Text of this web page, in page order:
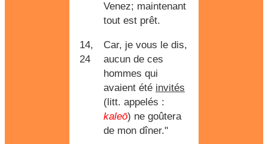
Venez; maintenant
tout est prêt.
14,
24
Car, je vous le dis,
aucun de ces
hommes qui
avaient été invités
(litt. appelés :
kaleō) ne goûtera
de mon dîner."